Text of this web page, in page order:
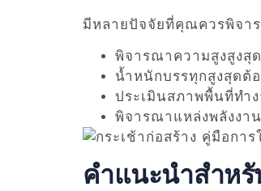
มีหลายปัจจัยที่คุณควรพิจาร
พิจารณาความสูงสูงสุ
น้ำหนักบรรทุกสูงสุดต้
ประเมินสภาพพื้นที่ทำ
พิจารณาแหล่งพลังงา
คำแนะนำสำหรั